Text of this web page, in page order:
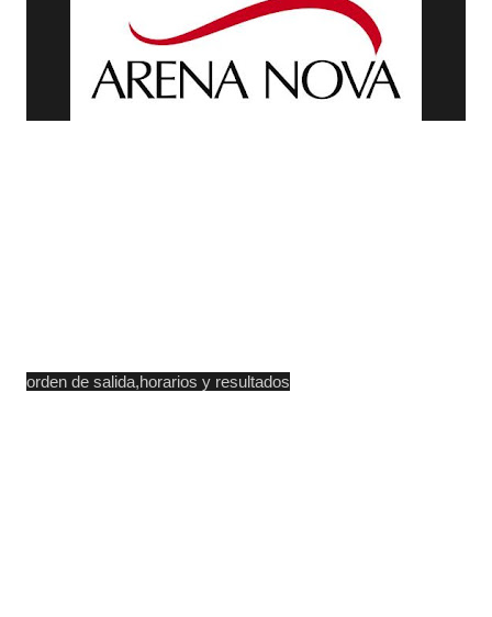
orden de salida,horarios y resultados